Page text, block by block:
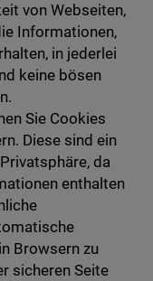
von Webseiten,
Informationen,
in jederlei
keine bösen
Sie Cookies
Diese sind ein
da
enthalten
Browsern zu
sicheren Seite